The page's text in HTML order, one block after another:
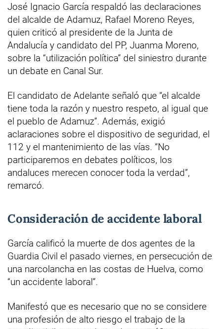
José Ignacio García respaldó las declaraciones
del alcalde de Adamuz, Rafael Moreno Reyes,
quien criticó al presidente de la Junta de
Andalucía y candidato del PP, Juanma Moreno,
sobre la “utilización política” del siniestro durante
un debate en Canal Sur.
El candidato de Adelante señaló que “el alcalde
tiene toda la razón y nuestro respeto, al igual que
el pueblo de Adamuz”. Además, exigió
aclaraciones sobre el dispositivo de seguridad, el
112 y el mantenimiento de las vías. “No
participaremos en debates políticos, los
andaluces merecen conocer toda la verdad”,
remarcó.
Consideración de accidente laboral
García calificó la muerte de dos agentes de la
Guardia Civil el pasado viernes, en persecución de
una narcolancha en las costas de Huelva, como
“un accidente laboral”.
Manifestó que es necesario que no se considere
una profesión de alto riesgo el trabajo de la